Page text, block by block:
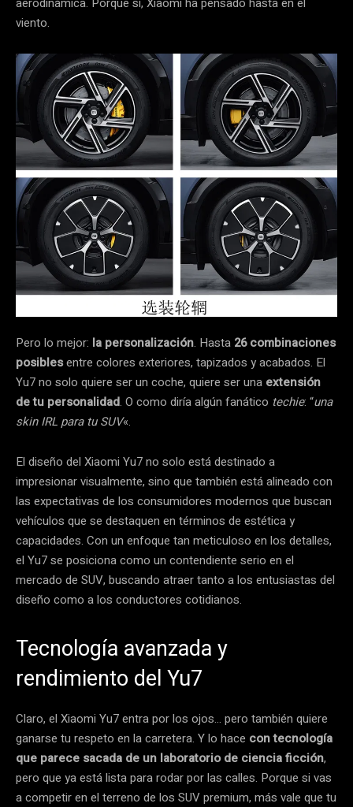
viento.
Pero lo mejor: la personalización. Hasta 26 combinaciones
posiblesentre colores exteriores, tapizados y acabados. El
Yu7 no solo quiere ser un coche, quiere ser una extensión
de tu personalidad. O como diría algún fanático techie: “una
skin IRL para tu SUV«.
El diseño del Xiaomi Yu7 no solo está destinado a
impresionar visualmente, sino que también está alineado con
las expectativas de los consumidores modernos que buscan
vehículos que se destaquen en términos de estética y
capacidades. Con un enfoque tan meticuloso en los detalles,
el Yu7 se posiciona como un contendiente serio en el
mercado de SUV, buscando atraer tanto a los entusiastas del
diseño como a los conductores cotidianos.
Tecnología avanzada y
rendimiento del Yu7
Claro, el Xiaomi Yu7 entra por los ojos… pero también quiere
ganarse tu respeto en la carretera. Y lo hace con tecnología
que parece sacada de un laboratorio de ciencia ficción,
pero que ya está lista para rodar por las calles. Porque si vas
a competir en el terreno de los SUV premium, más vale que tu